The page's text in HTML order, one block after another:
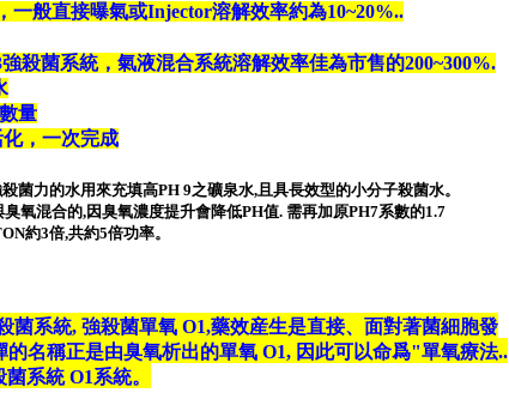
一般直接曝氣或Injector溶解效率約為10~20%..
強殺菌系統，氣液混合系統溶解效率佳為市售的200~300%.
量
，一次完成
菌力的水用來充填高PH 9之礦泉水,且具長效型的小分子殺菌水。
臭氧混合的,因臭氧濃度提升會降低PH值. 需再加原PH7系數的1.7
約3倍,共約5倍功率。
菌系統, 強殺菌單氧 O1,藥效産生是直接、面對著菌細胞發
的名稱正是由臭氧析出的單氧 O1, 因此可以命爲"單氧療法..
系統 O1系統。